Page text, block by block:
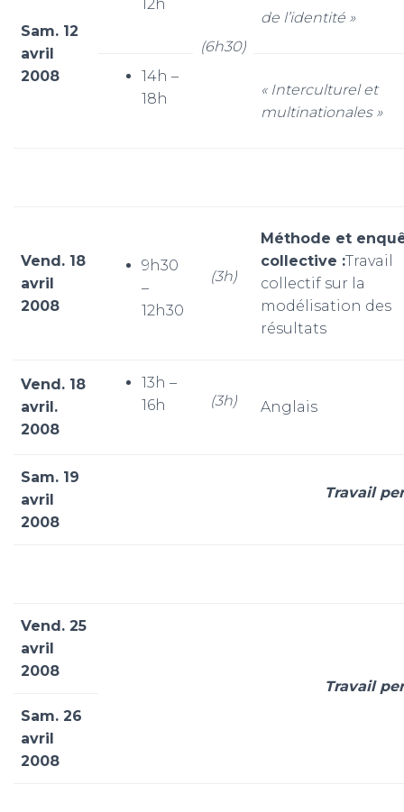
Sam. 12
avril
2008
12h
(6h30)
de l’identité »
14h –
18h
« Interculturel et
multinationales »
Vend. 18
avril
2008
9h30
–
12h30
(3h)
Méthode et
collective :Travail
collectif sur la
modélisation des
résultats
Vend. 18
avril.
2008
13h –
16h
(3h) Anglais
Sam. 19
avril
2008
Travail
Vend. 25
avril
2008
Travail
Sam. 26
avril
2008